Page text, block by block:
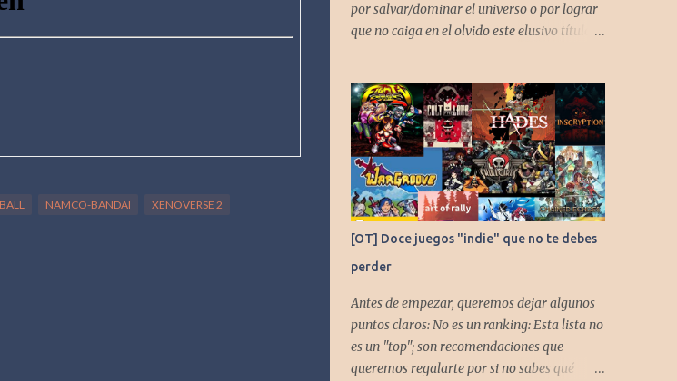
NAMCO-BANDAI XENOVERSE 2
por salvar/dominar el universo o por lograr
que no caiga en el olvido este elusivo título
[OT] Doce juegos "indie" que no te debes
perder
Antes de empezar, queremos dejar algunos
puntos claros: No es un ranking: Esta lista no
es un "top"; son recomendaciones que
queremos regalarte por si no sabes qué